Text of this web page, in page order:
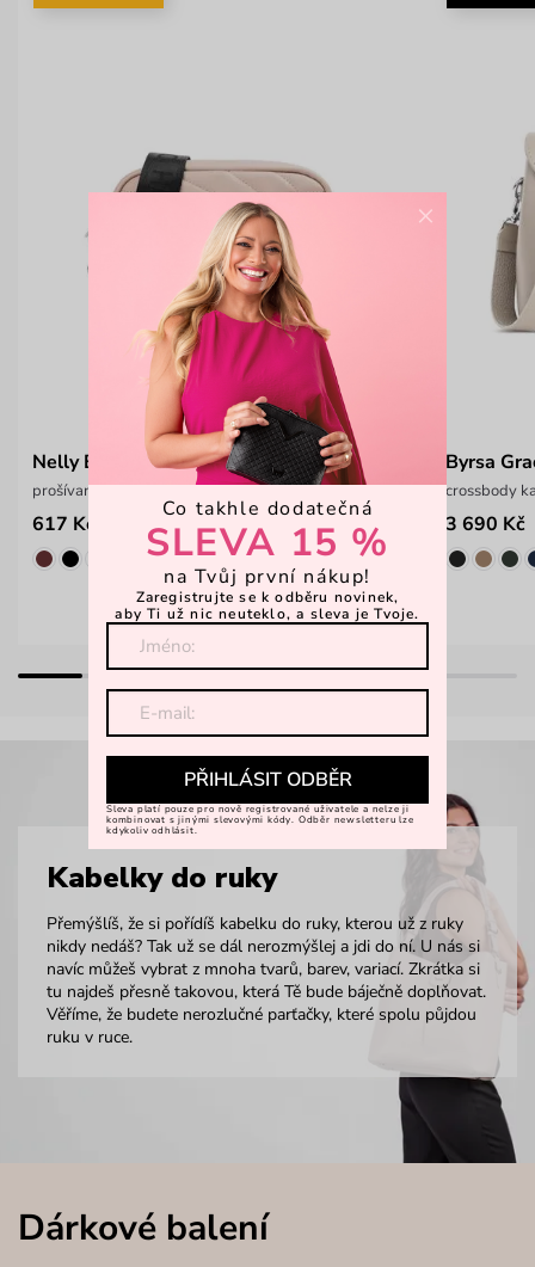
Nelly Beige
prošívaná crossbody kabelka
617 Kč 949 Kč
Byrsa
crossbody
3 690 Kč
Kabelky do ruky
Přemýšlíš, že si pořídíš kabelku do ruky, kterou už z ruky
nikdy nedáš? Tak už se dál nerozmýšlej a jdi do ní. U nás si
navíc můžeš vybrat z mnoha tvarů, barev, variací. Zkrátka si
tu najdeš přesně takovou, která Tě bude báječně doplňovat.
Věříme, že budete nerozlučné parťačky, které spolu půjdou
ruku v ruce.
Dárkové balení
×
Co takhle dodatečná
SLEVA 15 %
na Tvůj první nákup!
Zaregistrujte se k odběru novinek,
aby Ti už nic neuteklo, a sleva je Tvoje.
PŘIHLÁSIT ODBĚR
Sleva platí pouze pro nově registrované uživatele a nelze ji
kombinovat s jinými slevovými kódy. Odběr newsletteru lze
kdykoliv odhlásit.